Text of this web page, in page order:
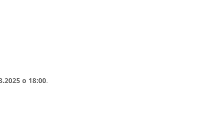
o 18:00.